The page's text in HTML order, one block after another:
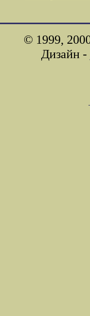
© 1999,
Дизайн -